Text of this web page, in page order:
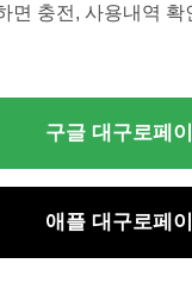
면 충전, 사용내역 확
구글 대구로페
애플 대구로페